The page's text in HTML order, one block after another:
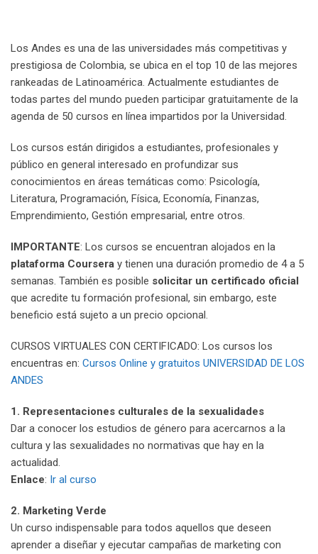
Los Andes es una de las universidades más competitivas y
prestigiosa de Colombia, se ubica en el top 10 de las mejores
rankeadas de Latinoamérica. Actualmente estudiantes de
todas partes del mundo pueden participar gratuitamente de la
agenda de 50 cursos en línea impartidos por la Universidad.
Los cursos están dirigidos a estudiantes, profesionales y
público en general interesado en profundizar sus
conocimientos en áreas temáticas como: Psicología,
Literatura, Programación, Física, Economía, Finanzas,
Emprendimiento, Gestión empresarial, entre otros.
IMPORTANTE: Los cursos se encuentran alojados en la
plataforma Coursera y tienen una duración promedio de 4 a 5
semanas. También es posible solicitar un certificado oficial
que acredite tu formación profesional, sin embargo, este
beneficio está sujeto a un precio opcional.
CURSOS VIRTUALES CON CERTIFICADO: Los cursos los
encuentras en: Cursos Online y gratuitos UNIVERSIDAD DE LOS
ANDES
1. Representaciones culturales de la sexualidades
Dar a conocer los estudios de género para acercarnos a la
cultura y las sexualidades no normativas que hay en la
actualidad.
Enlace: Ir al curso
2. Marketing Verde
Un curso indispensable para todos aquellos que deseen
aprender a diseñar y ejecutar campañas de marketing con